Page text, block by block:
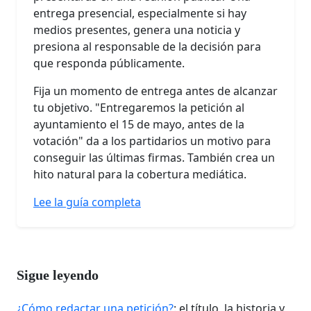
entrega presencial, especialmente si hay
medios presentes, genera una noticia y
presiona al responsable de la decisión para
que responda públicamente.
Fija un momento de entrega antes de alcanzar
tu objetivo. "Entregaremos la petición al
ayuntamiento el 15 de mayo, antes de la
votación" da a los partidarios un motivo para
conseguir las últimas firmas. También crea un
hito natural para la cobertura mediática.
Lee la guía completa
Sigue leyendo